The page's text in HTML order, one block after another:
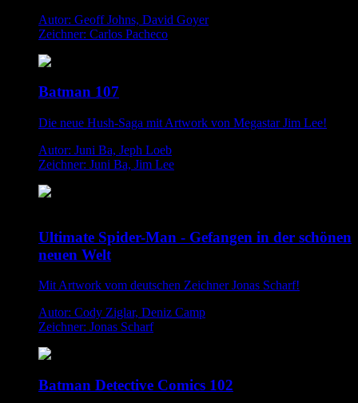
Autor: Geoff Johns, David Goyer
Zeichner: Carlos Pacheco
Batman 107
Die neue Hush-Saga mit Artwork von Megastar Jim Lee!
Autor: Juni Ba, Jeph Loeb
Zeichner: Juni Ba, Jim Lee
Ultimate Spider-Man - Gefangen in der schönen
neuen Welt
Mit Artwork vom deutschen Zeichner Jonas Scharf!
Autor: Cody Ziglar, Deniz Camp
Zeichner: Jonas Scharf
Batman Detective Comics 102